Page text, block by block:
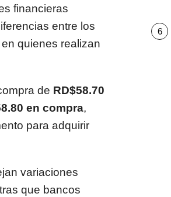
financieras
entre los
quienes realizan
de RD$58.70
en compra,
para adquirir
variaciones
que bancos